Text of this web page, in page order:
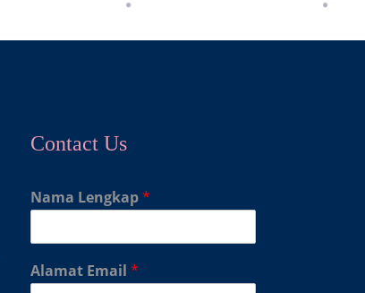
Contact Us
Nama Lengkap*
Alamat Email *